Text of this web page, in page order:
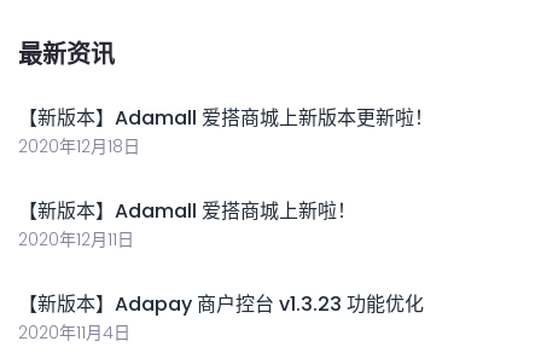
最新资讯
【新版本】Adamall 爱搭商城上新版本更新啦！
2020年12月18日
【新版本】Adamall 爱搭商城上新啦！
2020年12月11日
【新版本】Adapay 商户控台 v1.3.23 功能优化
2020年11月4日